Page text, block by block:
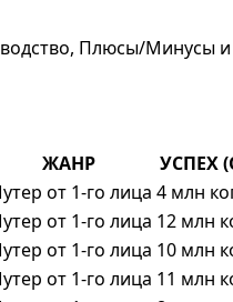
ЖАНР УСПЕХ
от 1-го лица 4 млн
от 1-го лица 12 млн
от 1-го лица 10 млн
от 1-го лица 11 млн